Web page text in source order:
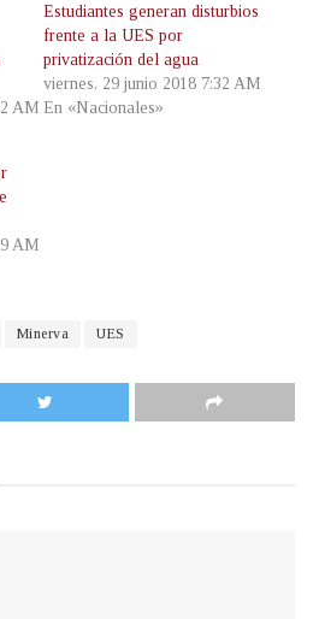
AM
Estudiantes generan disturbios
frente a la UES por
privatización del agua
viernes, 29 junio 2018 7:32 AM
En «Nacionales»
AM
Minerva UES